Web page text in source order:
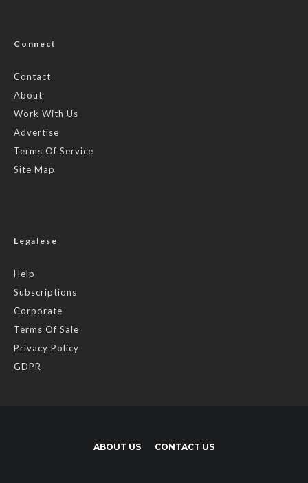
Connect
Contact
About
Work With Us
Advertise
Terms Of Service
Site Map
Legalese
Help
Subscriptions
Corporate
Terms Of Sale
Privacy Policy
GDPR
ABOUT US CONTACT US